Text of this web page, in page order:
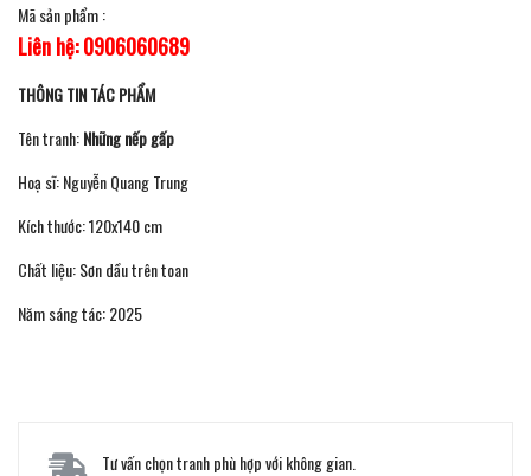
Mã sản phẩm :
Liên hệ: 0906060689
THÔNG TIN TÁC PHẨM
Tên tranh:Những nếp gấp
Hoạ sĩ: Nguyễn Quang Trung
Kích thước: 120x140 cm
Chất liệu: Sơn dầu trên toan
Năm sáng tác: 2025
Tư vấn chọn tranh phù hợp với không gian.